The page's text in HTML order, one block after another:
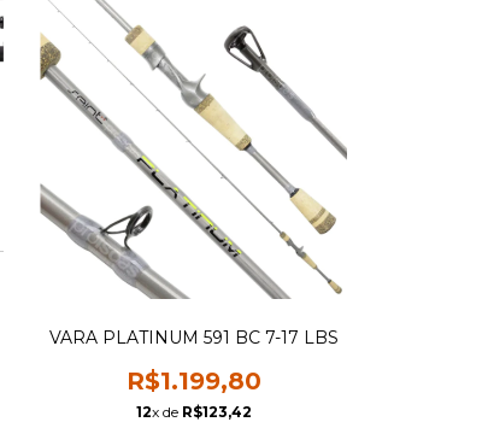
VARA PLATINUM 591 BC 7-17 LBS
R$1.199,80
12x de R$123,42